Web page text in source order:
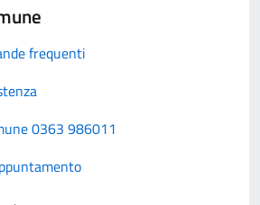
frequenti
0363 986011